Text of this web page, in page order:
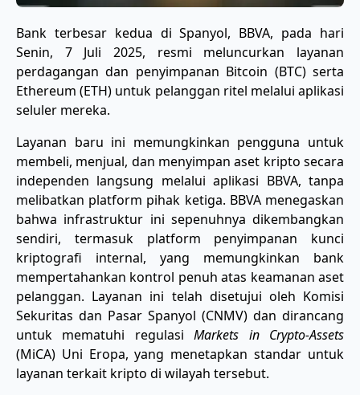
Bank terbesar kedua di Spanyol, BBVA, pada hari
Senin, 7 Juli 2025, resmi meluncurkan layanan
perdagangan dan penyimpanan Bitcoin (BTC) serta
Ethereum (ETH) untuk pelanggan ritel melalui aplikasi
seluler mereka.
Layanan baru ini memungkinkan pengguna untuk
membeli, menjual, dan menyimpan aset kripto secara
independen langsung melalui aplikasi BBVA, tanpa
melibatkan platform pihak ketiga. BBVA menegaskan
bahwa infrastruktur ini sepenuhnya dikembangkan
sendiri, termasuk platform penyimpanan kunci
kriptografi internal, yang memungkinkan bank
mempertahankan kontrol penuh atas keamanan aset
pelanggan. Layanan ini telah disetujui oleh Komisi
Sekuritas dan Pasar Spanyol (CNMV) dan dirancang
untuk mematuhi regulasiMarkets in Crypto-Assets
(MiCA) Uni Eropa, yang menetapkan standar untuk
layanan terkait kripto di wilayah tersebut.